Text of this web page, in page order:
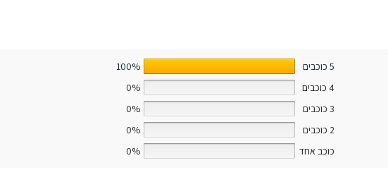
5 כוכבים
100%
4 כוכבים
0%
3 כוכבים
0%
2 כוכבים
0%
כוכב אחד
0%